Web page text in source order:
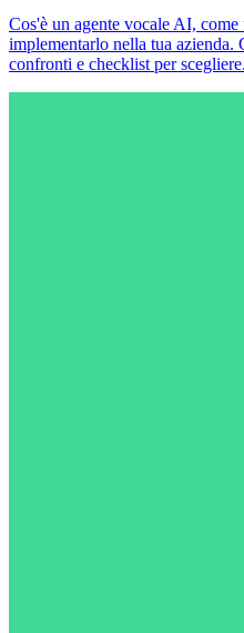
Cos'è un agente vocale AI,
implementarlo nella tua azienda.
confronti e checklist per scegliere.